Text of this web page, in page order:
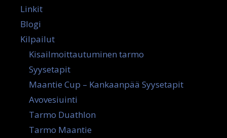
Linkit
Blogi
Kilpailut
Kisailmoittautuminen tarmo
Syysetapit
Maantie Cup – Kankaanpää Syysetapit
Avovesiuinti
Tarmo Duathlon
Tarmo Maantie